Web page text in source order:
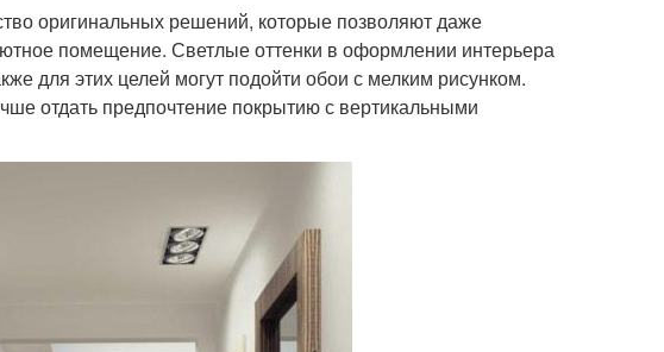
оригинальных решений, которые позволяют даже
помещение. Светлые оттенки в оформлении интерьера
для этих целей могут подойти обои с мелким рисунком.
отдать предпочтение покрытию с вертикальными